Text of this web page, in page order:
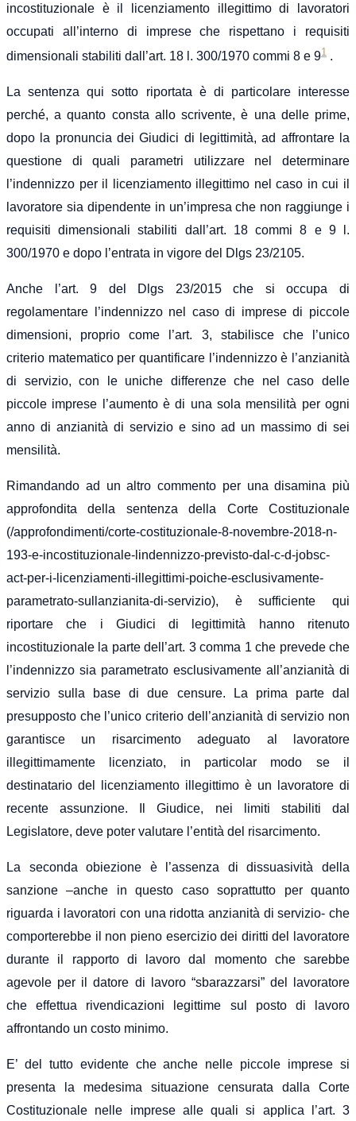
incostituzionale è il licenziamento illegittimo di lavoratori
occupati all’interno di imprese che rispettano i requisiti
dimensionali stabiliti dall’art. 18 l. 300/1970 commi 8 e 91 .
La sentenza qui sotto riportata è di particolare interesse
perché, a quanto consta allo scrivente, è una delle prime,
dopo la pronuncia dei Giudici di legittimità, ad affrontare la
questione di quali parametri utilizzare nel determinare
l’indennizzo per il licenziamento illegittimo nel caso in cui il
lavoratore sia dipendente in un’impresa che non raggiunge i
requisiti dimensionali stabiliti dall’art. 18 commi 8 e 9 l.
300/1970 e dopo l’entrata in vigore del Dlgs 23/2105.
Anche l’art. 9 del Dlgs 23/2015 che si occupa di
regolamentare l’indennizzo nel caso di imprese di piccole
dimensioni, proprio come l’art. 3, stabilisce che l’unico
criterio matematico per quantificare l’indennizzo è l’anzianità
di servizio, con le uniche differenze che nel caso delle
piccole imprese l’aumento è di una sola mensilità per ogni
anno di anzianità di servizio e sino ad un massimo di sei
mensilità.
Rimandando ad un altro commento per una disamina più
approfondita della sentenza della Corte Costituzionale
(/approfondimenti/corte-costituzionale-8-novembre-2018-n-
193-e-incostituzionale-lindennizzo-previsto-dal-c-d-jobsc-
act-per-i-licenziamenti-illegittimi-poiche-esclusivamente-
parametrato-sullanzianita-di-servizio), è sufficiente qui
riportare che i Giudici di legittimità hanno ritenuto
incostituzionale la parte dell’art. 3 comma 1 che prevede che
l’indennizzo sia parametrato esclusivamente all’anzianità di
servizio sulla base di due censure. La prima parte dal
presupposto che l’unico criterio dell’anzianità di servizio non
garantisce un risarcimento adeguato al lavoratore
illegittimamente licenziato, in particolar modo se il
destinatario del licenziamento illegittimo è un lavoratore di
recente assunzione. Il Giudice, nei limiti stabiliti dal
Legislatore, deve poter valutare l’entità del risarcimento.
La seconda obiezione è l’assenza di dissuasività della
sanzione –anche in questo caso soprattutto per quanto
riguarda i lavoratori con una ridotta anzianità di servizio- che
comporterebbe il non pieno esercizio dei diritti del lavoratore
durante il rapporto di lavoro dal momento che sarebbe
agevole per il datore di lavoro “sbarazzarsi” del lavoratore
che effettua rivendicazioni legittime sul posto di lavoro
affrontando un costo minimo.
E’ del tutto evidente che anche nelle piccole imprese si
presenta la medesima situazione censurata dalla Corte
Costituzionale nelle imprese alle quali si applica l’art. 3